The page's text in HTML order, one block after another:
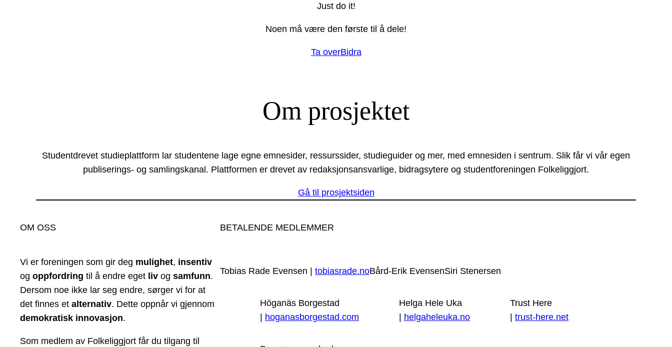
Just do it!
Noen må være den første til å dele!
Ta overBidra
Om prosjektet
Studentdrevet studieplattform lar studentene lage egne emnesider, ressurssider, studieguider og mer, med emnesiden i sentrum. Slik får vi vår egen
publiserings- og samlingskanal. Plattformen er drevet av redaksjonsansvarlige, bidragsytere og studentforeningen Folkeliggjort.
Gå til prosjektsiden
OM OSS
Vi er foreningen som gir deg mulighet, insentiv
og oppfordring til å endre eget liv og samfunn.
Dersom noe ikke lar seg endre, sørger vi for at
det finnes et alternativ. Dette oppnår vi gjennom
demokratisk innovasjon.
Som medlem av Folkeliggjort får du tilgang til
BETALENDE MEDLEMMER
Tobias Rade Evensen | tobiasrade.noBård-Erik EvensenSiri Stenersen
Höganäs Borgestad
| hoganasborgestad.com
Helga Hele Uka
| helgaheleuka.no
Trust Here
| trust-here.net